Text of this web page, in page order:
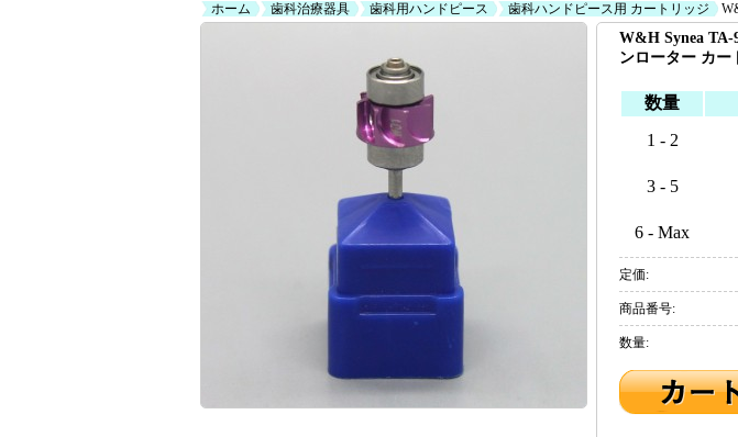
ホーム
歯科治療器具 歯科用ハンドピース 歯科ハンドピース用 カートリッジ
W&H Synea TA-
ンローター カー
数量
1 - 2
3 - 5
6 - Max
定価:
商品番号:
数量: